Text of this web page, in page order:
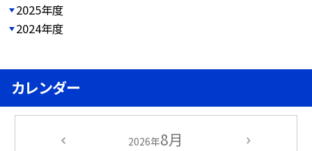
2025年度
2024年度
カレンダー
2026年8月